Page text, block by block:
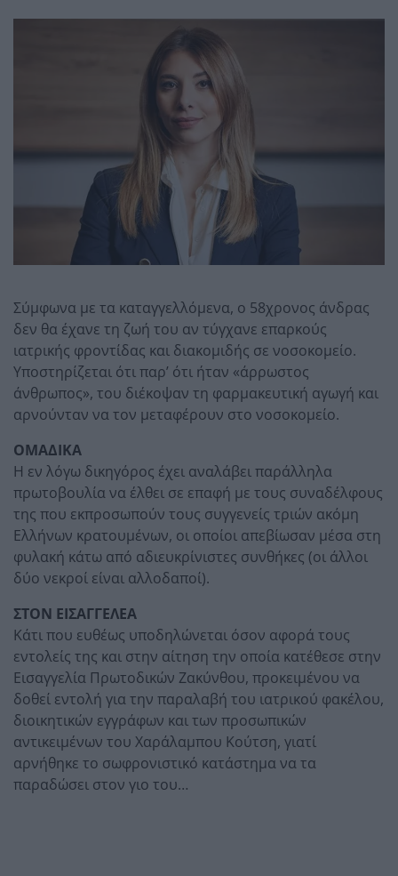
Σύμφωνα με τα καταγγελλόμενα, ο 58χρονος άνδρας
δεν θα έχανε τη ζωή του αν τύγχανε επαρκούς
ιατρικής φροντίδας και διακομιδής σε νοσοκομείο.
Υποστηρίζεται ότι παρ’ ότι ήταν «άρρωστος
άνθρωπος», του διέκοψαν τη φαρμακευτική αγωγή και
αρνούνταν να τον μεταφέρουν στο νοσοκομείο.
ΟΜΑΔΙΚΑ
Η εν λόγω δικηγόρος έχει αναλάβει παράλληλα
πρωτοβουλία να έλθει σε επαφή με τους συναδέλφους
της που εκπροσωπούν τους συγγενείς τριών ακόμη
Ελλήνων κρατουμένων, οι οποίοι απεβίωσαν μέσα στη
φυλακή κάτω από αδιευκρίνιστες συνθήκες (οι άλλοι
δύο νεκροί είναι αλλοδαποί).
ΣΤΟΝ ΕΙΣΑΓΓΕΛΕΑ
Κάτι που ευθέως υποδηλώνεται όσον αφορά τους
εντολείς της και στην αίτηση την οποία κατέθεσε στην
Εισαγγελία Πρωτοδικών Ζακύνθου, προκειμένου να
δοθεί εντολή για την παραλαβή του ιατρικού φακέλου,
διοικητικών εγγράφων και των προσωπικών
αντικειμένων του Χαράλαμπου Κούτση, γιατί
αρνήθηκε το σωφρονιστικό κατάστημα να τα
παραδώσει στον γιο του…